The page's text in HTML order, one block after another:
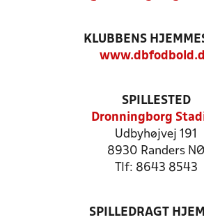
KLUBBENS
SPILLESTED
Dronningborg
Udbyhøjvej 191
8930 Randers NØ
Tlf: 8643 8543
SPILLEDRAGT